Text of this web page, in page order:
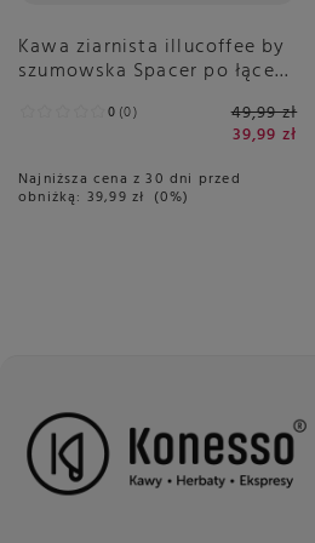
0 0
Kawa ziarnista illucoffee by
szumowska Spacer po łące
49,99 zł
39,99 zł
Najniższa cena z 30 dni przed
obniżką: 39,99 zł 0%